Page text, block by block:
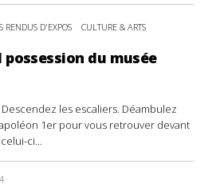
RENDUS D'EXPOS CULTURE & ARTS
du musée
les escaliers. Déambulez
1er pour vous retrouver devant
ci...